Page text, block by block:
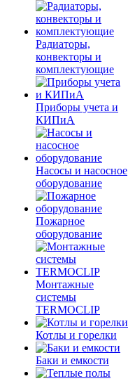
Радиаторы,
конвекторы и
комплектующие
Приборы учета и
КИПиА
Насосы и насосное
оборудование
Пожарное
оборудование
Монтажные
системы
TERMOCLIP
Котлы и горелки
Баки и емкости